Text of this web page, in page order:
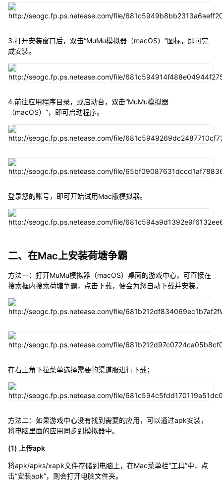
3.打开安装窗口后，双击“MuMu模拟器（macOS）”图标，即可完
成安装。
4.前往应用程序目录，或启动台，双击“MuMu模拟器
（macOS）”，即可启动程序。
登录您的账号，即可开始试用Mac版模拟器。
二、在Mac上安装荷塘争霸
方法一：打开MuMu模拟器（macOS）桌面的游戏中心，可直接在
搜索框内搜索荷塘争霸，点击下载，便会为您自动下载并安装。
在右上角下拉菜单选择需要的渠道服进行下载；
方法二：如果游戏中心没有找到需要的应用，可以通过apk安装，
将电脑里面的应用同步到模拟器中。
(1) 上传apk
将apk/apks/xapk文件存储到电脑上，在Mac菜单栏“工具”中，点
击“安装apk”，则会打开电脑文件夹。